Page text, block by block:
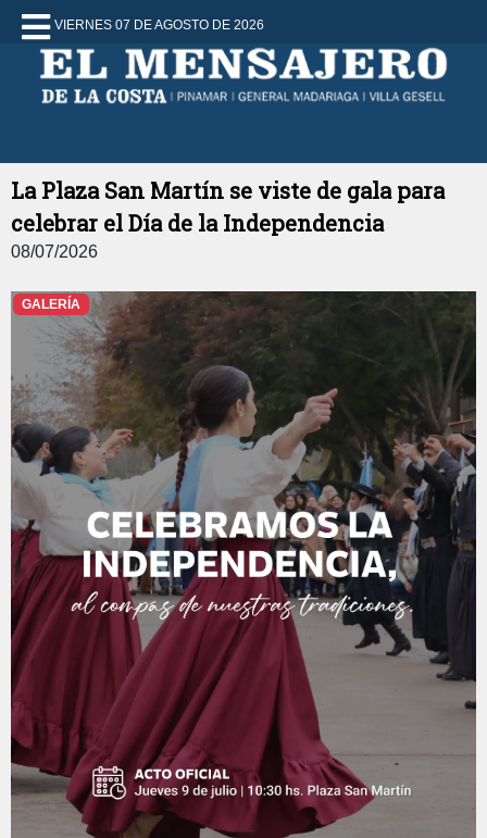
VIERNES 07 DE AGOSTO DE 2026
La Plaza San Martín se viste de gala para
celebrar el Día de la Independencia
08/07/2026
GALERÍA